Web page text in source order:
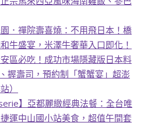
園．禪院壽喜燒：不用飛日本！橋
牛盛宴，米澤牛奢華入口即化！
安區必吃！成功市場隱藏版日本料
握壽司，預約制「蟹蟹宴」超澎
）
】亞都麗緻經典法餐：全台唯
運中山國小站美食，超值午間套